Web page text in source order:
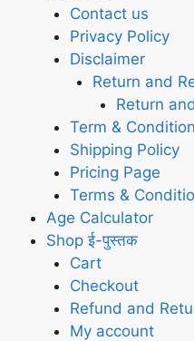
Contact us
Privacy Policy
Disclaimer
Return and
Return
Term & Condition
Shipping Policy
Pricing Page
Terms &
Age Calculator
Shop ई-पुस्तक
Cart
Checkout
Refund and
My account